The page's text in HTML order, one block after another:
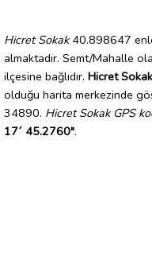
Hicret Sokak40.898647
almaktadır. Semt/Mahalle
ilçesine bağlıdır. Hicret
olduğu harita merkezinde
34890. Hicret Sokak GPS
17´ 45.2760".